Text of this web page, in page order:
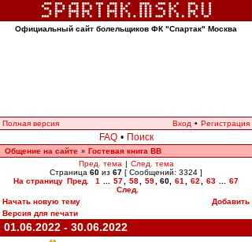
Официальный сайт болельщиков ФК "Спартак" Москва
Полная версия Вход • Регистрация
FAQ • Поиск
Общение на сайте » Гостевая книга ВВ
Пред. тема | След. тема
Страница 60 из 67 [ Сообщений: 3324 ]
На страницу Пред. 1 57 58 59 60 61 62 63
67
След.
Начать новую тему
Добавить
Версия для печати
01.06.2022 - 30.06.2022